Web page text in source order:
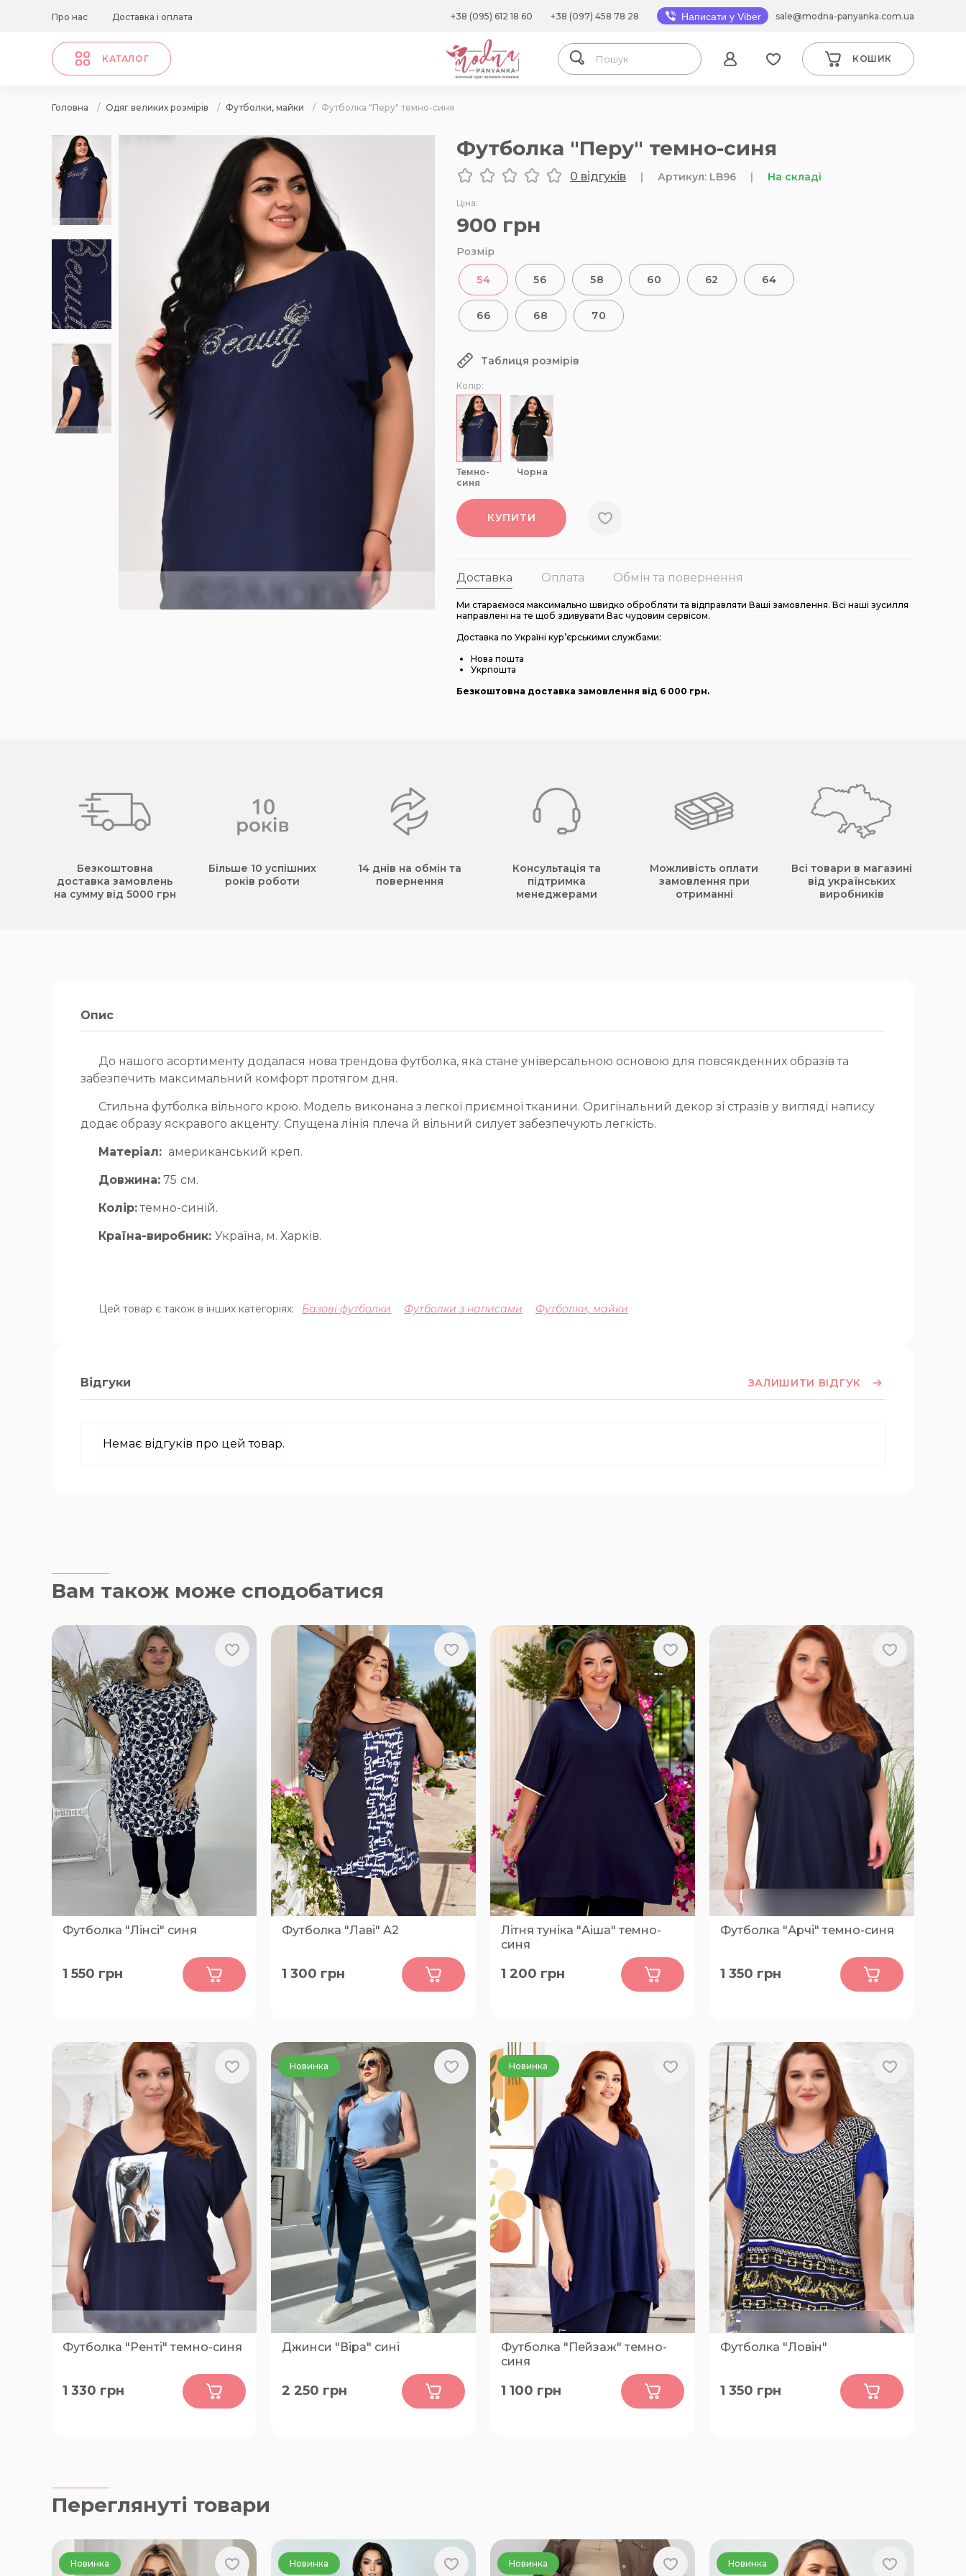
Про нас Доставка і оплата +38 (095) 612 18 60 +38 (097) 458 78 28 Написати у Viber sale@modna-panyanka.com.ua
КАТАЛОГ КОШИК
Головна / Одяг великих розмірів / Футболки, майки / Футболка "Перу" темно-синя
Футболка "Перу" темно-синя
0 відгуків | Артикул: LB96 | На складі
Ціна:
900 грн
Розмір
54 56 58 60 62 64
66 68 70
Таблиця розмірів
Колір:
темно-
синя
чорна
КУПИТИ
Доставка Оплата Обмін та повернення
Ми стараємося максимально швидко обробляти та відправляти Ваші замовлення. Всі наші зусилля
направлені на те щоб здивувати Вас чудовим сервісом.
Доставка по Україні кур’єрськими службами:
Нова пошта
Укрпошта
Безкоштовна доставка замовлення від 6 000 грн.
Безкоштовна
доставка замовлень
на сумму від 5000 грн
Більше 10 успішних
років роботи
14 днів на обмін та
повернення
Консультація та
підтримка
менеджерами
Можливість оплати
замовлення при
отриманні
Всі товари в магазині
від українських
виробників
Опис
До нашого асортименту додалася нова трендова футболка, яка стане універсальною основою для повсякденних образів та
забезпечить максимальний комфорт протягом дня.
Стильна футболка вільного крою. Модель виконана з легкої приємної тканини. Оригінальний декор зі стразів у вигляді напису
додає образу яскравого акценту. Спущена лінія плеча й вільний силует забезпечують легкість.
Матеріал: американський креп.
Довжина: 75 см.
Колір:темно-синій.
Країна-виробник: Україна, м. Харків.
Цей товар є також в інших категоріях: Базові футболки Футболки з написами Футболки, майки
Відгуки ЗАЛИШИТИ ВІДГУК
Немає відгуків про цей товар.
Вам також може сподобатися
Футболка "Лінсі" синя
1 550 грн
Футболка "Лаві" А2
76, 52, 54, 56, 58, 60, 62, 64, 66, 78,
1 300 грн
Літня туніка "Аіша" темно-
синя
1 200 грн
Футболка "Арчі" темно-синя
62, 64, 66, 68, 70, 72, 74, 76
1 350 грн
Футболка "Ренті" темно-синя
1 330 грн
Новинка
Джинси "Віра" сині
50-52, 54-56, 58-60, 62-64, 66-68
2 250 грн
Новинка
Футболка "Пейзаж" темно-
синя
70-74, 76-80, 62-64, 58-60, 66-68
1 100 грн
Футболка "Ловін"
62, 64, 66, 68, 70, 72, 74, 76
1 350 грн
Переглянуті товари
Новинка Новинка Новинка Новинка